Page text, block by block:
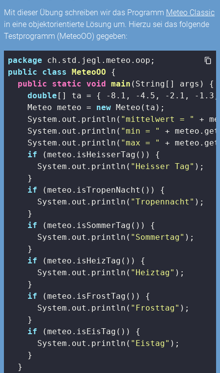
Mit dieser Übung schreiben wir das Programm Meteo Classic
in eine objektorientierte Lösung um. Hierzu sei das folgende
Testprogramm (MeteoOO) gegeben:
package
public
class MeteoOO
{
public
static void main (String[] args)
{
double [] ta = { - 8.1 , -4.5 , - 2.1 , - 1.3
    Meteo meteo =
new Meteo(ta);
    System.out.println(
"mittelwert = "
+
    System.out.println(
"min = "
+
    System.out.println(
"max = "
+
if (meteo.isHeisserTag()) {
      System.out.println(
"Heisser Tag" );
    }
if (meteo.isTropenNacht()) {
      System.out.println(
"Tropennacht" );
    }
if (meteo.isSommerTag()) {
      System.out.println(
"Sommertag" );
    }
if (meteo.isHeizTag()) {
      System.out.println(
"Heiztag" );
    }
if (meteo.isFrostTag()) {
      System.out.println(
"Frosttag" );
    }
if (meteo.isEisTag()) {
      System.out.println(
"Eistag" );
    }
  }